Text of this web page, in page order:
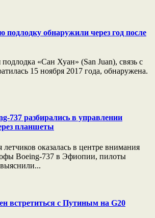
подлодку обнаружили через год после
«Сан Хуан» (San Juan), связь с
15 ноября 2017 года, обнаружена.
737 разбирались в управлении
планшеты
летчиков оказалась в центре внимания
Boeing-737 в Эфиопии, пилоты
встретиться с Путиным на G20